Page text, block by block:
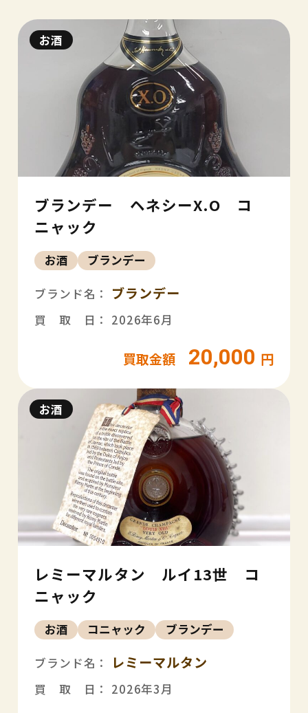
お酒
ブランデー ヘネシーX.O コ
ニャック
お酒 ブランデー
ブランド名： ブランデー
買 取 日： 2026年6月
買取金額 20,000 円
お酒
レミーマルタン ルイ13世 コ
ニャック
お酒 コニャック ブランデー
ブランド名： レミーマルタン
買 取 日： 2026年3月